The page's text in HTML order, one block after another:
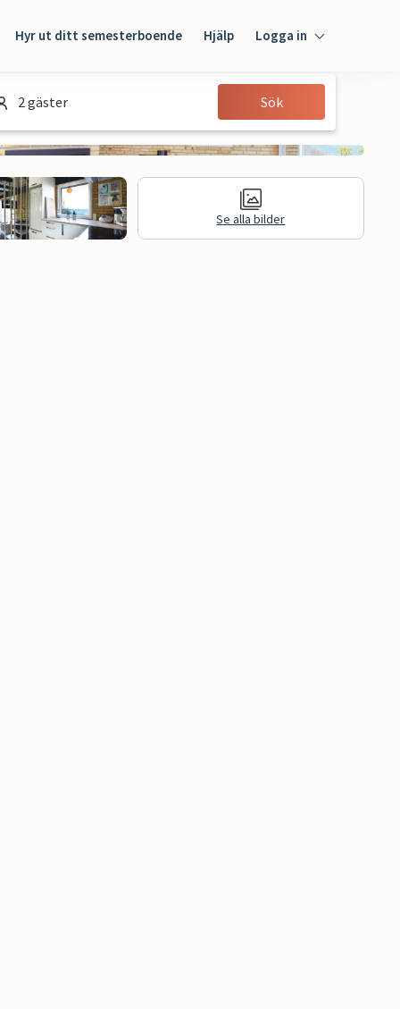
Hyr ut ditt semesterboende Hjälp Logga in
Gäst
2 gäster Sök
Se alla bilder